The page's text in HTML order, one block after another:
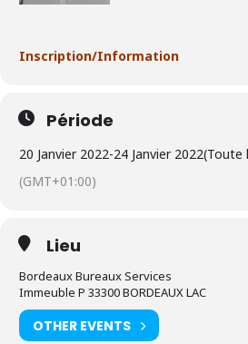
Inscription/Information
Période
20 Janvier 2022-24 Janvier 2022(Toute
(GMT+01:00)
Lieu
Bordeaux Bureaux Services
Immeuble P 33300 BORDEAUX LAC
OTHER EVENTS